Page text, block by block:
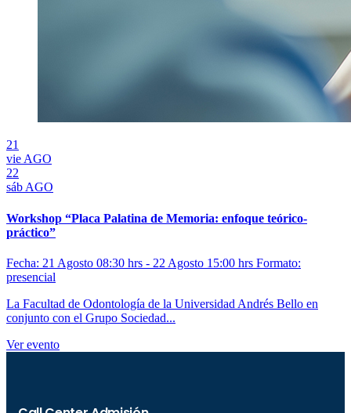
21
vie AGO
22
sáb AGO
Workshop “Placa Palatina de Memoria: enfoque teórico-
práctico”
Fecha: 21 Agosto 08:30 hrs - 22 Agosto 15:00 hrs Formato:
presencial
La Facultad de Odontología de la Universidad Andrés Bello en
conjunto con el Grupo Sociedad...
Ver evento